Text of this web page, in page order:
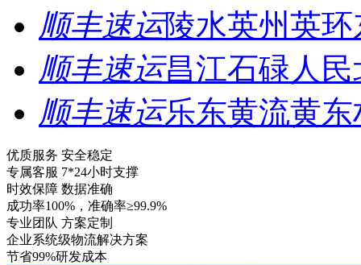
顺丰速运陵水英州英
顺丰速运昌江石碌人
顺丰速运乐东黄流黄
优质服务 安全稳定
专属客服 7*24小时支撑
时效保障 数据准确
成功率100%，准确率≥99.9%
专业团队 方案定制
企业系统级物流解决方案
节省99%研发成本